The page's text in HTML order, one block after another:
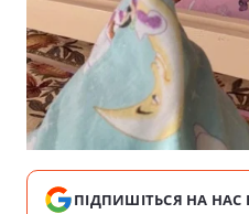
ПІДПИШІТЬСЯ НА НАС В